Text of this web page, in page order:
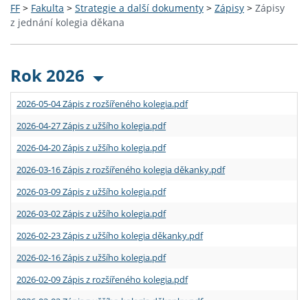
FF > Fakulta > Strategie a další dokumenty > Zápisy > Zápisy
z jednání kolegia děkana
Rok 2026
2026-05-04 Zápis z rozšířeného kolegia.pdf
2026-04-27 Zápis z užšího kolegia.pdf
2026-04-20 Zápis z užšího kolegia.pdf
2026-03-16 Zápis z rozšířeného kolegia děkanky.pdf
2026-03-09 Zápis z užšího kolegia.pdf
2026-03-02 Zápis z užšího kolegia.pdf
2026-02-23 Zápis z užšího kolegia děkanky.pdf
2026-02-16 Zápis z užšího kolegia.pdf
2026-02-09 Zápis z rozšířeného kolegia.pdf